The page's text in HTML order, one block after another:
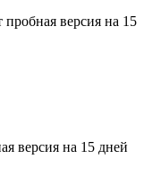
версия на 15
версия на 15 дней